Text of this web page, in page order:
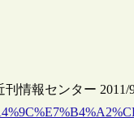
情報センター 2011/